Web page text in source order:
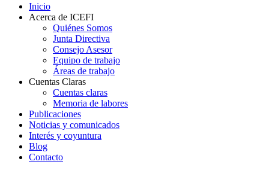
Inicio
Acerca de ICEFI
Quiénes Somos
Junta Directiva
Consejo Asesor
Equipo de trabajo
Áreas de trabajo
Cuentas Claras
Cuentas claras
Memoria de labores
Publicaciones
Noticias y comunicados
Interés y coyuntura
Blog
Contacto